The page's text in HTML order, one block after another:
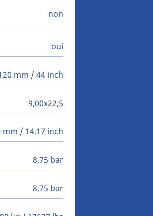
non
oui
mm / 44 inch
9,00x22,5
mm / 14.17 inch
8,75 bar
8,75 bar